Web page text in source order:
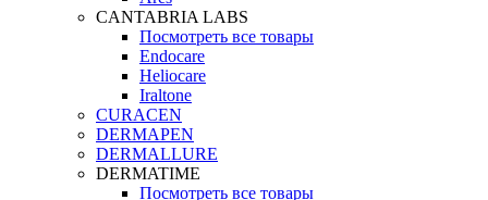
CANTABRIA LABS
Посмотреть все товары
Endocare
Heliocare
Iraltone
CURACEN
DERMAPEN
DERMALLURE
DERMATIME
Посмотреть все товары